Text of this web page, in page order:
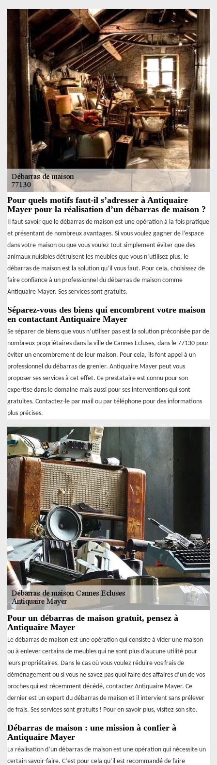
Pour quels motifs faut-il s’adresser à Antiquaire
Mayer pour la réalisation d’un débarras de maison ?
Il faut savoir que le débarras de maison est une opération à la fois pratique
et présentant de nombreux avantages. Si vous voulez gagner de l’espace
dans votre maison ou que vous voulez tout simplement éviter que des
animaux nuisibles détruisent les meubles que vous n’utilisez plus, le
débarras de maison est la solution qu’il vous faut. Pour cela, choisissez de
faire confiance à un professionnel du débarras de maison comme
Antiquaire Mayer. Ses services sont gratuits.
Séparez-vous des biens qui encombrent votre maison
en contactant Antiquaire Mayer
Se séparer de biens que vous n’utiliser pas est la solution préconisée par de
nombreux propriétaires dans la ville de Cannes Ecluses, dans le 77130 pour
éviter un encombrement de leur maison. Pour cela, ils font appel à un
professionnel du débarras de grenier. Antiquaire Mayer peut vous
proposer ses services à cet effet. Ce prestataire est connu pour son
expertise dans le domaine mais aussi pour ses interventions qui sont
gratuites. Contactez-le par mail ou par téléphone pour des informations
plus précises.
Pour un débarras de maison gratuit, pensez à
Antiquaire Mayer
Le débarras de maison est une opération qui consiste à vider une maison
ou à enlever certains de meubles qui ne sont plus d’aucune utilité pour
leurs propriétaires. Dans le cas où vous voulez réduire vos frais de
déménagement ou si vous ne savez pas quoi faire des affaires d’un de vos
proches qui est récemment décédé, contactez Antiquaire Mayer. Ce
dernier est un expert du débarras de maison et il intervient sans prélever
de frais. Ses services sont gratuits ! Pour en savoir plus, visitez son site.
Débarras de maison : une mission à confier à
Antiquaire Mayer
La réalisation d’un débarras de maison est une opération qui nécessite un
certain savoir-faire. C’est pour cela qu’il est recommandé de faire